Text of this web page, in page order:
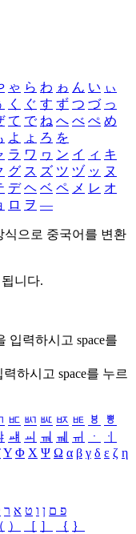
ゃ ら わ ゎ ん い ぃ
く ぐ す ず つ づ っ
て で ね へ べ ぺ め
よ ょ ろ を
ラ ワ ヮ ン イ ィ キ
グ ス ズ ツ ヅ ッ ヌ
デ ヘ ベ ペ メ レ オ
ロ ヲ ―
식으로 중국어를 변환
니다.
입력하시고 space를
력하시고 space를 누르
ㅳ ㅴ ㅵ ㅶ ㅷ ㅸ
ㅹ
ㆈ ㆉ ㆊ ㆋ ㆌ ㆍ
ㆎ
Υ Φ Χ Ψ Ω α β γ δ ε ζ η
פ ם ן ו ט א ר
） ［ ］ ｛ ｝